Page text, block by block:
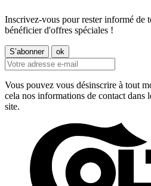
Inscrivez-vous pour rester informé de
bénéficier d'offres spéciales !
Vous pouvez vous désinscrire à tout
cela nos informations de contact dans
site.